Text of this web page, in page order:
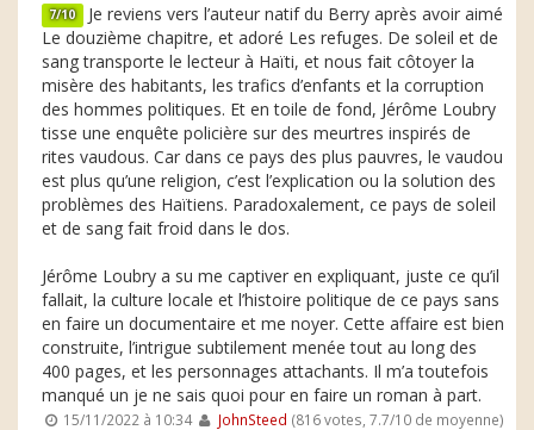
7/10 Je reviens vers l’auteur natif du Berry après avoir aimé
Le douzième chapitre, et adoré Les refuges. De soleil et de
sang transporte le lecteur à Haïti, et nous fait côtoyer la
misère des habitants, les trafics d’enfants et la corruption
des hommes politiques. Et en toile de fond, Jérôme Loubry
tisse une enquête policière sur des meurtres inspirés de
rites vaudous. Car dans ce pays des plus pauvres, le vaudou
est plus qu’une religion, c’est l’explication ou la solution des
problèmes des Haïtiens. Paradoxalement, ce pays de soleil
et de sang fait froid dans le dos.
Jérôme Loubry a su me captiver en expliquant, juste ce qu’il
fallait, la culture locale et l’histoire politique de ce pays sans
en faire un documentaire et me noyer. Cette affaire est bien
construite, l’intrigue subtilement menée tout au long des
400 pages, et les personnages attachants. Il m’a toutefois
manqué un je ne sais quoi pour en faire un roman à part.
15/11/2022 à 10:34 JohnSteed (816 votes, 7.7/10 de moyenne)